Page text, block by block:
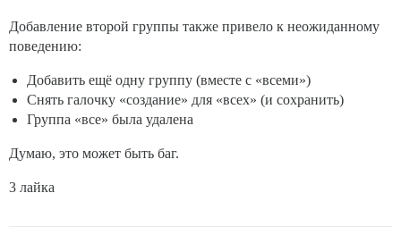
Добавление второй группы также привело к неожиданному
поведению:
Добавить ещё одну группу (вместе с «всеми»)
Снять галочку «создание» для «всех» (и сохранить)
Группа «все» была удалена
Думаю, это может быть баг.
3 лайка